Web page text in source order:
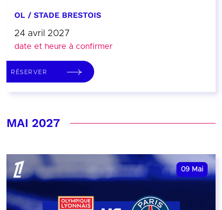
OL / STADE BRESTOIS
24 avril 2027
date et heure à confirmer
RÉSERVER
MAI 2027
09 Mai